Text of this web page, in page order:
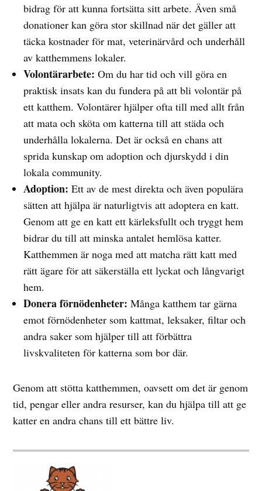
bidrag för att kunna fortsätta sitt arbete. Även små
donationer kan göra stor skillnad när det gäller att
täcka kostnader för mat, veterinärvård och underhåll
av katthemmens lokaler.
Volontärarbete: Om du har tid och vill göra en
praktisk insats kan du fundera på att bli volontär på
ett katthem. Volontärer hjälper ofta till med allt från
att mata och sköta om katterna till att städa och
underhålla lokalerna. Det är också en chans att
sprida kunskap om adoption och djurskydd i din
lokala community.
Adoption: Ett av de mest direkta och även populära
sätten att hjälpa är naturligtvis att adoptera en katt.
Genom att ge en katt ett kärleksfullt och tryggt hem
bidrar du till att minska antalet hemlösa katter.
Katthemmen är noga med att matcha rätt katt med
rätt ägare för att säkerställa ett lyckat och långvarigt
hem.
Donera förnödenheter: Många katthem tar gärna
emot förnödenheter som kattmat, leksaker, filtar och
andra saker som hjälper till att förbättra
livskvaliteten för katterna som bor där.
Genom att stötta katthemmen, oavsett om det är genom
tid, pengar eller andra resurser, kan du hjälpa till att ge
katter en andra chans till ett bättre liv.